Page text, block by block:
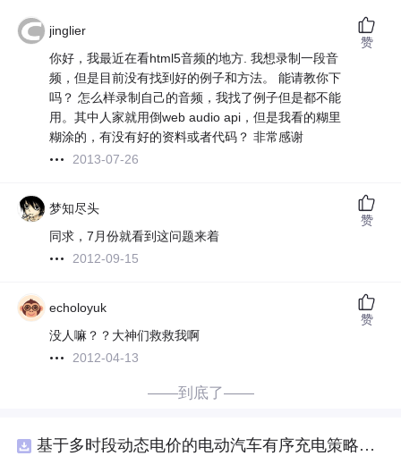
jinglier
你好，我最近在看html5音频的地方. 我想录制一段音
频，但是目前没有找到好的例子和方法。 能请教你下
吗？ 怎么样录制自己的音频，我找了例子但是都不能
用。其中人家就用倒web audio api，但是我看的糊里
糊涂的，有没有好的资料或者代码？ 非常感谢
2013-07-26
赞
梦知尽头
同求，7月份就看到这问题来着
2012-09-15
赞
echoloyuk
没人嘛？？大神们救救我啊
2012-04-13
赞
——到底了——
基于多时段动态电价的电动汽车有序充电策略优化（Matlab代码实现）